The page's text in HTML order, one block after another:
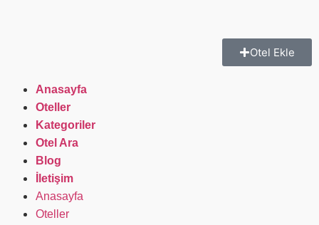
Otel Ekle
Anasayfa
Oteller
Kategoriler
Otel Ara
Blog
İletişim
Anasayfa
Oteller